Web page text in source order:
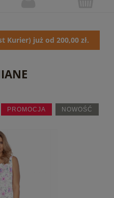
Kurier) już od 200,00 zł.
PROMOCJA NOWOŚĆ